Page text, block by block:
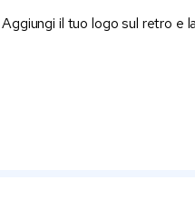
il tuo logo sul retro e